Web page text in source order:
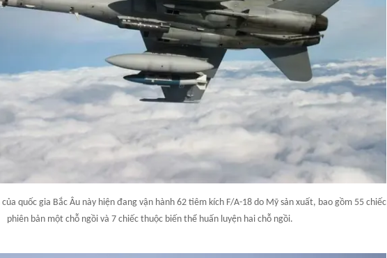
quốc gia Bắc Âu này hiện đang vận hành 62 tiêm kích F/A-18 do Mỹ sản xuất, bao gồm 55 chiếc
phiên bản một chỗ ngồi và 7 chiếc thuộc biến thể huấn luyện hai chỗ ngồi.